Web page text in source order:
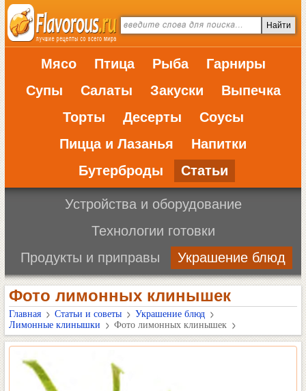
Мясо Птица Рыба
Гарниры
Супы
Салаты Закуски
Выпечка
Торты
Десерты
Соусы
Пицца и Лазанья
Напитки
Бутерброды
Статьи
Устройства и оборудование
Технологии готовки
Продукты и приправы
Украшение блюд
Фото лимонных клинышек
Главная Статьи и советы
Украшение блюд
Лимонные клинышки
Фото лимонных клинышек